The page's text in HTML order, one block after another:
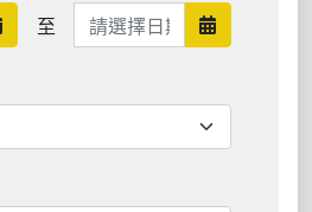
日期範圍開始
至 日期範圍結束 日期範圍